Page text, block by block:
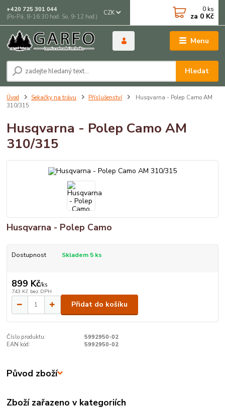
Menu
CZK
Hledat
+420 725 301 044
(Po-Pá, 8-16:30 hod. So, 9-12 hod.)
0 ks
za 0 Kč
Úvod Sekačky na trávu Příslušenství
Husqvarna - Polep Camo AM
310/315
Husqvarna - Polep Camo AM
310/315
Husqvarna - Polep Camo
Dostupnost Skladem 5 ks
899 Kč/ks
743 Kč bez DPH
Přidat do košíku
Číslo produktu:
5992950-02
EAN kód:
5992950-02
Původ zboží
Zboží zařazeno v kategoriích